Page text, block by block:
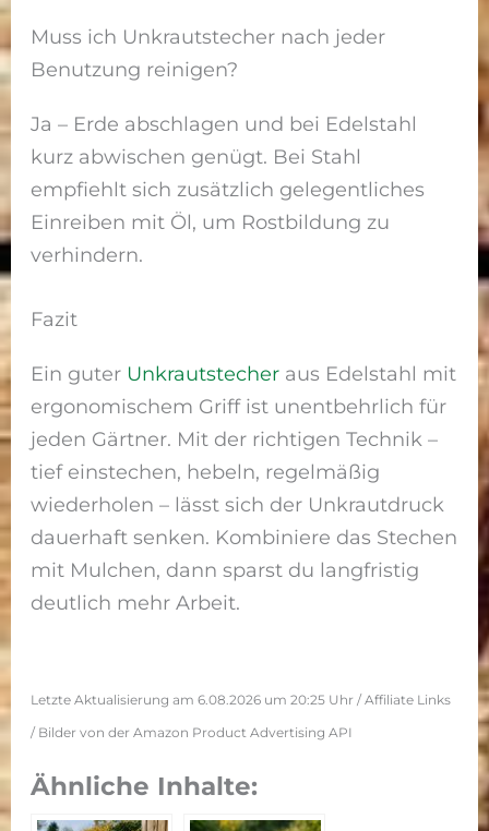
Muss ich Unkrautstecher nach jeder
Benutzung reinigen?
Ja – Erde abschlagen und bei Edelstahl
kurz abwischen genügt. Bei Stahl
empfiehlt sich zusätzlich gelegentliches
Einreiben mit Öl, um Rostbildung zu
verhindern.
Fazit
Ein guter Unkrautstecher aus Edelstahl mit
ergonomischem Griff ist unentbehrlich für
jeden Gärtner. Mit der richtigen Technik –
tief einstechen, hebeln, regelmäßig
wiederholen – lässt sich der Unkrautdruck
dauerhaft senken. Kombiniere das Stechen
mit Mulchen, dann sparst du langfristig
deutlich mehr Arbeit.
Letzte Aktualisierung am 6.08.2026 um 20:25 Uhr / Affiliate Links
/ Bilder von der Amazon Product Advertising API
Ähnliche Inhalte: